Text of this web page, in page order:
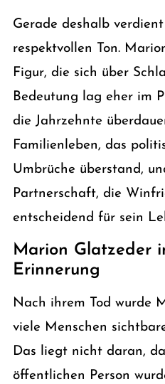
Gerade deshalb
respektvollen Ton.
Figur, die sich über
Bedeutung lag eher im
die Jahrzehnte
Familienleben, das
Umbrüche überstand,
Partnerschaft, die
entscheidend für sein
Marion Glatzeder
Erinnerung
Nach ihrem Tod wurde
viele Menschen
Das liegt nicht daran,
öffentlichen Person